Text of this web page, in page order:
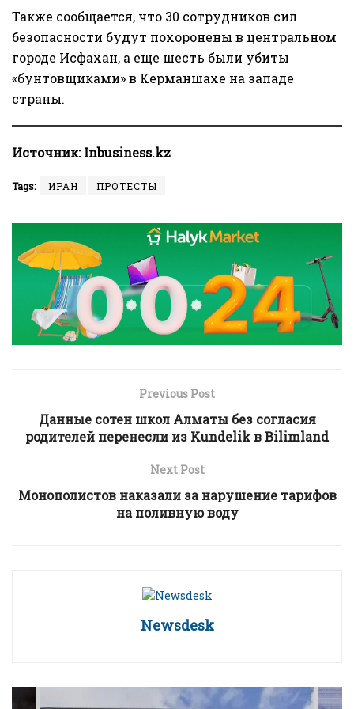
Также сообщается, что 30 сотрудников сил
безопасности будут похоронены в центральном
городе Исфахан, а еще шесть были убиты
«бунтовщиками» в Керманшахе на западе
страны.
Источник:Inbusiness.kz
Tags: ИРАН ПРОТЕСТЫ
Previous Post
Данные сотен школ Алматы без согласия
родителей перенесли из Kundelik в Bilimland
Next Post
Монополистов наказали за нарушение тарифов
на поливную воду
Newsdesk